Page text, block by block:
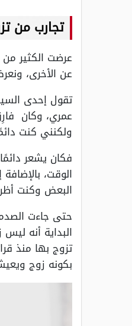
تجارب من
عرضت الكثير من
عن الأخرى،
تقول إحدى
عمري، وكان
ولكنني كنت
فكان يشعر
الوقت،
البعض وكنت
حتى جاءت
البداية أنه
تزوج بها منذ
بكونه زوج